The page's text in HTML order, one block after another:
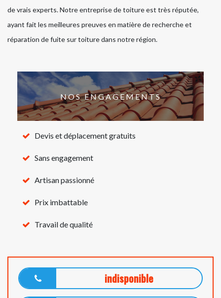
de vrais experts. Notre entreprise de toiture est très réputée,
ayant fait les meilleures preuves en matière de recherche et
réparation de fuite sur toiture dans notre région.
NOS ENGAGEMENTS
Devis et déplacement gratuits
Sans engagement
Artisan passionné
Prix imbattable
Travail de qualité
indisponible